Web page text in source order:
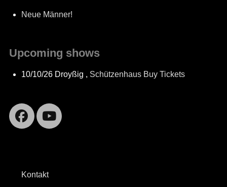
Neue Männer!
Upcoming shows
10/10/26 Droyßig , Schützenhaus Buy Tickets
Facebook
YouTube
Kontakt